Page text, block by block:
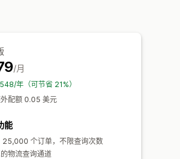
/月
年（可节省 21%）
配额 0.05 美元
能
25,000 个订单，不限查询次数
物流查询通道